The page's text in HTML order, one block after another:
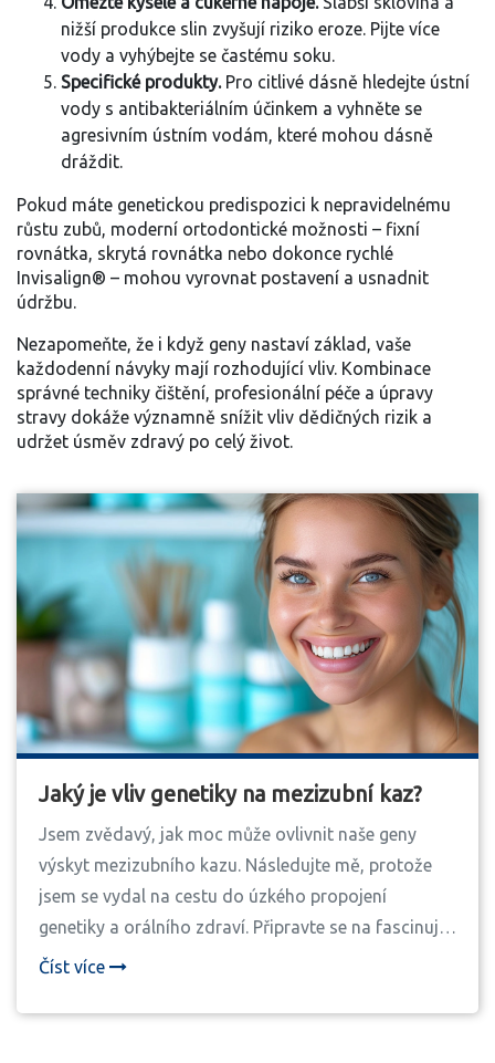
nižší produkce slin zvyšují riziko eroze. Pijte více
vody a vyhýbejte se častému soku.
Specifické produkty.Pro citlivé dásně hledejte ústní
vody s antibakteriálním účinkem a vyhněte se
agresivním ústním vodám, které mohou dásně
dráždit.
Pokud máte genetickou predispozici k nepravidelnému
růstu zubů, moderní ortodontické možnosti – fixní
rovnátka, skrytá rovnátka nebo dokonce rychlé
Invisalign® – mohou vyrovnat postavení a usnadnit
údržbu.
Nezapomeňte, že i když geny nastaví základ, vaše
každodenní návyky mají rozhodující vliv. Kombinace
správné techniky čištění, profesionální péče a úpravy
stravy dokáže významně snížit vliv dědičných rizik a
udržet úsměv zdravý po celý život.
Jaký je vliv genetiky na mezizubní kaz?
Jsem zvědavý, jak moc může ovlivnit naše geny
výskyt mezizubního kazu. Následujte mě, protože
jsem se vydal na cestu do úzkého propojení
genetiky a orálního zdraví. Připravte se na fascinující
svět DNA, který se otvírá před námi a ovlivňuje
udržovat si zuby zdravé. Geny mohou hrát roli i ve
Číst více